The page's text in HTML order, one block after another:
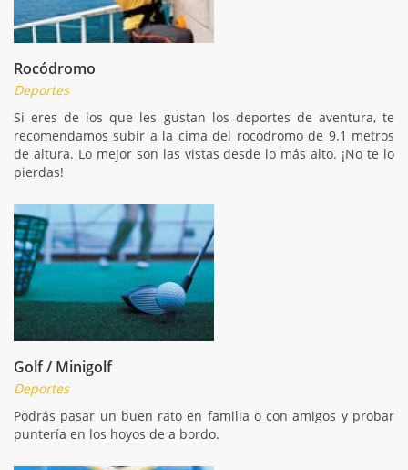
Rocódromo
Deportes
Si eres de los que les gustan los deportes de aventura, te
recomendamos subir a la cima del rocódromo de 9.1 metros
de altura. Lo mejor son las vistas desde lo más alto. ¡No te lo
pierdas!
Golf / Minigolf
Deportes
Podrás pasar un buen rato en familia o con amigos y probar
puntería en los hoyos de a bordo.